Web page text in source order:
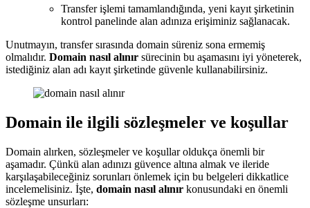
Transfer işlemi tamamlandığında, yeni kayıt şirketinin
kontrol panelinde alan adınıza erişiminiz sağlanacak.
Unutmayın, transfer sırasında domain süreniz sona ermemiş
olmalıdır. Domain nasıl alınır sürecinin bu aşamasını iyi yöneterek,
istediğiniz alan adı kayıt şirketinde güvenle kullanabilirsiniz.
Domain ile ilgili sözleşmeler ve koşullar
Domain alırken, sözleşmeler ve koşullar oldukça önemli bir
aşamadır. Çünkü alan adınızı güvence altına almak ve ileride
karşılaşabileceğiniz sorunları önlemek için bu belgeleri dikkatlice
incelemelisiniz. İşte, domain nasıl alınır konusundaki en önemli
sözleşme unsurları: